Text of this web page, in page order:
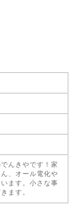
んきやです！家
、オール電化や
ます。小さな事
ます。